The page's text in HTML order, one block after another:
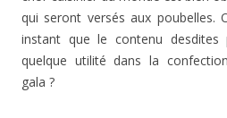
qui seront versés aux poubelles.
instant que le contenu desdites
quelque utilité dans la
gala ?